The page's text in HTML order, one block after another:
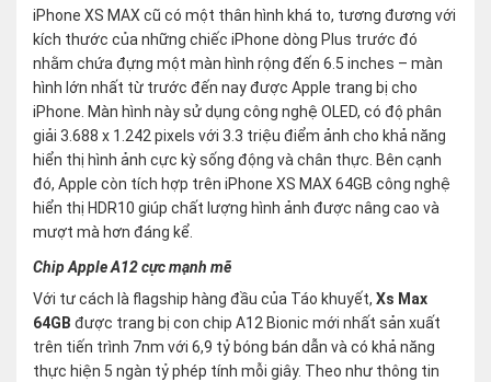
iPhone XS MAX cũ có một thân hình khá to, tương đương với
kích thước của những chiếc iPhone dòng Plus trước đó
nhằm chứa đựng một màn hình rộng đến 6.5 inches – màn
hình lớn nhất từ trước đến nay được Apple trang bị cho
iPhone. Màn hình này sử dụng công nghệ OLED, có độ phân
giải 3.688 x 1.242 pixels với 3.3 triệu điểm ảnh cho khả năng
hiển thị hình ảnh cực kỳ sống động và chân thực. Bên cạnh
đó, Apple còn tích hợp trên iPhone XS MAX 64GB công nghệ
hiển thị HDR10 giúp chất lượng hình ảnh được nâng cao và
mượt mà hơn đáng kể.
Chip Apple A12 cực mạnh mẽ
Với tư cách là flagship hàng đầu của Táo khuyết, Xs Max
64GB được trang bị con chip A12 Bionic mới nhất sản xuất
trên tiến trình 7nm với 6,9 tỷ bóng bán dẫn và có khả năng
thực hiện 5 ngàn tỷ phép tính mỗi giây. Theo như thông tin